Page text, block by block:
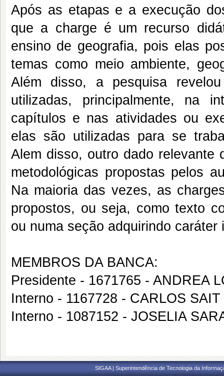
Após as etapas e a execução
que a charge é um recurso
ensino de geografia, pois elas
temas como meio ambiente,
Além disso, a pesquisa
utilizadas, principalmente, na
capítulos e nas atividades ou
elas são utilizadas para se
Alem disso, outro dado relevante
metodológicas propostas pelos
Na maioria das vezes, as
propostos, ou seja, como texto
ou numa seção adquirindo caráter
MEMBROS DA BANCA:
Presidente - 1671765 - ANDREA
Interno - 1167728 - CARLOS
Interno - 1087152 - JOSELIA
SIGAA | Superintendência de Tecnologia da